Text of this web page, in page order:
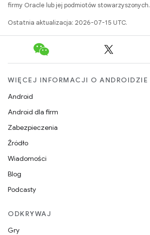
firmy Oracle lub jej podmiotów stowarzyszonych.
Ostatnia aktualizacja: 2026-07-15 UTC.
WIĘCEJ INFORMACJI O ANDROIDZIE
Android
Android dla firm
Zabezpieczenia
Źródło
Wiadomości
Blog
Podcasty
ODKRYWAJ
Gry